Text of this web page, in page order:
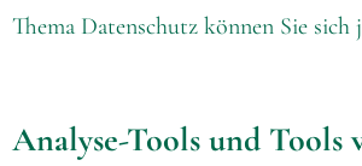
Thema Datenschutz können Sie sich
Analyse-Tools und